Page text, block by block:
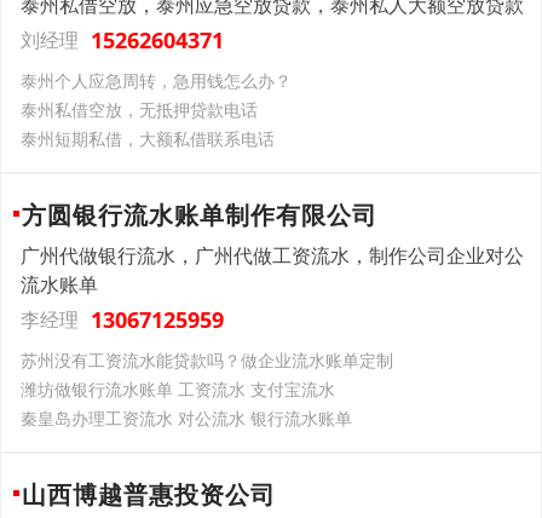
刘经理 15262604371
泰州个人应急周转，急用钱怎么办？
泰州私借空放，无抵押贷款电话
泰州短期私借，大额私借联系电话
方圆银行流水账单制作有限公司
广州代做银行流水，广州代做工资流水，制作公司企业对公
流水账单
李经理 13067125959
苏州没有工资流水能贷款吗？做企业流水账单定制
潍坊做银行流水账单 工资流水 支付宝流水
秦皇岛办理工资流水 对公流水 银行流水账单
山西博越普惠投资公司